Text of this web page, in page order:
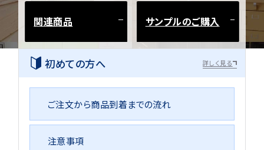
関連商品 サンプルのご購入
初めての方へ 詳しく見る
ご注文から商品到着までの流れ
注意事項